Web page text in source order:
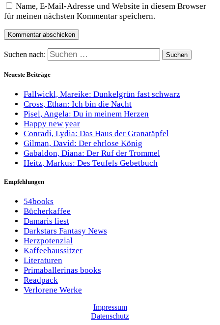
Name, E-Mail-Adresse und Website in diesem Browser
für meinen nächsten Kommentar speichern.
Suchen nach:
Neueste Beiträge
Fallwickl, Mareike: Dunkelgrün fast schwarz
Cross, Ethan: Ich bin die Nacht
Pisel, Angela: Du in meinem Herzen
Happy new year
Conradi, Lydia: Das Haus der Granatäpfel
Gilman, David: Der ehrlose König
Gabaldon, Diana: Der Ruf der Trommel
Heitz, Markus: Des Teufels Gebetbuch
Empfehlungen
54books
Bücherkaffee
Damaris liest
Darkstars Fantasy News
Herzpotenzial
Kaffeehaussitzer
Literaturen
Primaballerinas books
Readpack
Verlorene Werke
Impressum
Datenschutz